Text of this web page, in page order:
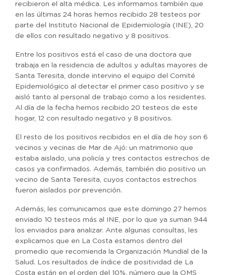
recibieron el alta médica. Les informamos también que
en las últimas 24 horas hemos recibido 28 testeos por
parte del Instituto Nacional de Epidemiología (INE), 20
de ellos con resultado negativo y 8 positivos.
Entre los positivos está el caso de una doctora que
trabaja en la residencia de adultos y adultas mayores de
Santa Teresita, donde intervino el equipo del Comité
Epidemiológico al detectar el primer caso positivo y se
aisló tanto al personal de trabajo como a los residentes.
Al día de la fecha hemos recibido 20 testeos de este
hogar, 12 con resultado negativo y 8 positivos.
El resto de los positivos recibidos en el día de hoy son 6
vecinos y vecinas de Mar de Ajó: un matrimonio que
estaba aislado, una policía y tres contactos estrechos de
casos ya confirmados. Además, también dio positivo un
vecino de Santa Teresita, cuyos contactos estrechos
fueron aislados por prevención.
Además, les comunicamos que este domingo 27 hemos
enviado 10 testeos más al INE, por lo que ya suman 944
los enviados para analizar. Ante algunas consultas, les
explicamos que en La Costa estamos dentro del
promedio que recomienda la Organización Mundial de la
Salud. Los resultados de índice de positividad de La
Costa están en el orden del 10%, número que la OMS